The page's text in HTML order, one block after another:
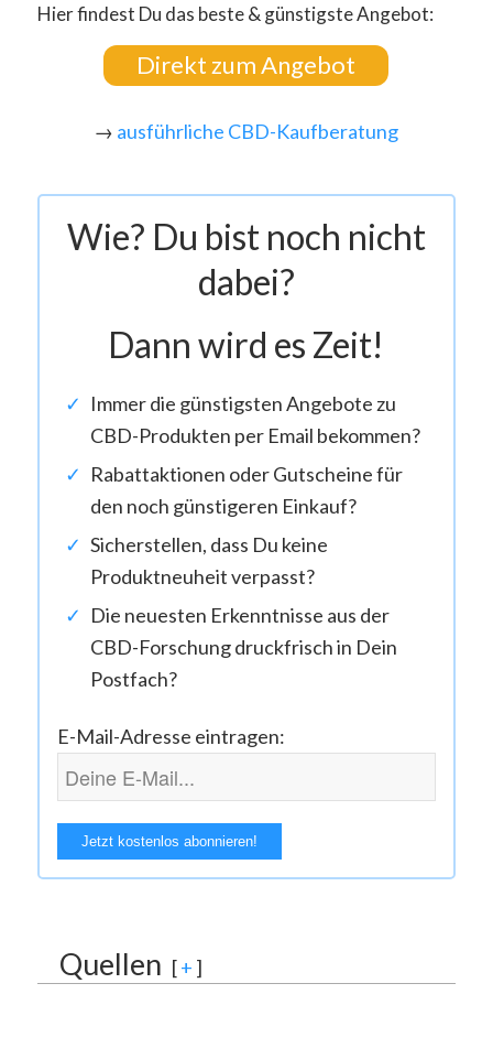
Hier findest Du das beste & günstigste Angebot:
Direkt zum Angebot
→ ausführliche CBD-Kaufberatung
Wie? Du bist noch nicht
dabei?
Dann wird es Zeit!
Immer die günstigsten Angebote zu
CBD-Produkten per Email bekommen?
Rabattaktionen oder Gutscheine für
den noch günstigeren Einkauf?
Sicherstellen, dass Du keine
Produktneuheit verpasst?
Die neuesten Erkenntnisse aus der
CBD-Forschung druckfrisch in Dein
Postfach?
E-Mail-Adresse eintragen:
Quellen [+ ]